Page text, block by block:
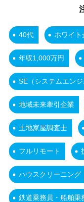
40代 ホワイト
年収1,000万円
SE（システムエンジ
地域未来牽引企業
土地家屋調査士
フルリモート
ハウスクリーニング
鉄道乗務員・船舶乗